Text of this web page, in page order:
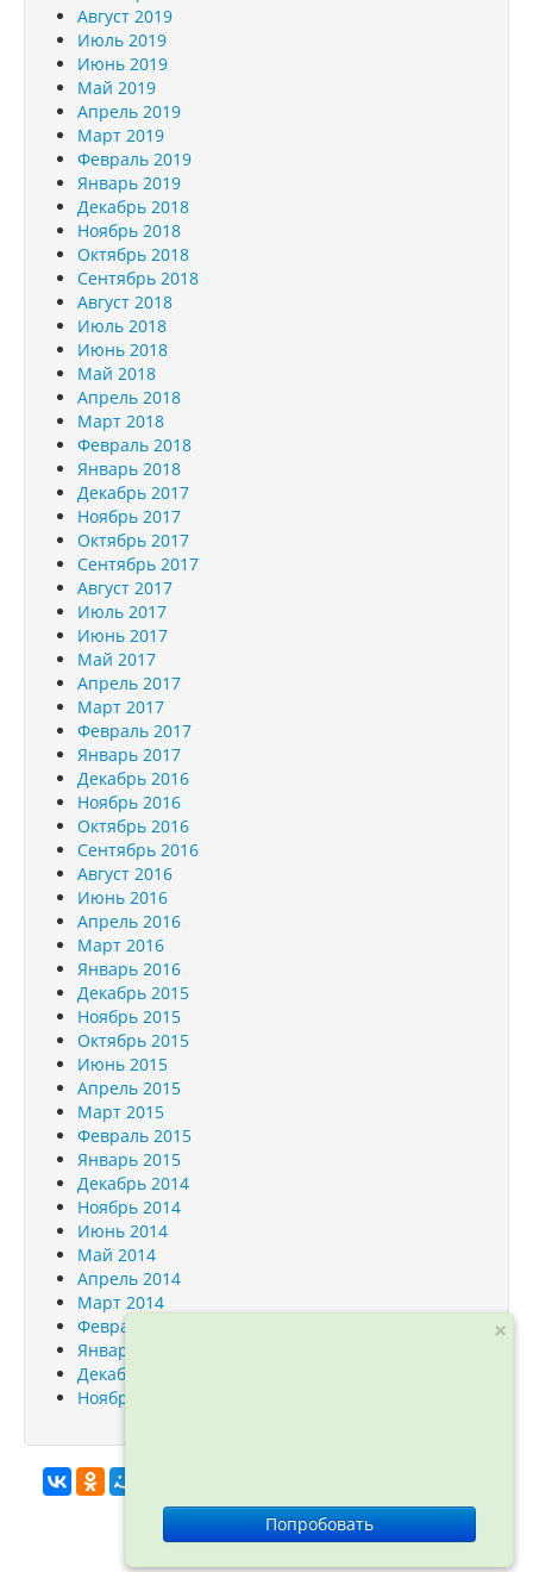
Август 2019
Июль 2019
Июнь 2019
Май 2019
Апрель 2019
Март 2019
Февраль 2019
Январь 2019
Декабрь 2018
Ноябрь 2018
Октябрь 2018
Сентябрь 2018
Август 2018
Июль 2018
Июнь 2018
Май 2018
Апрель 2018
Март 2018
Февраль 2018
Январь 2018
Декабрь 2017
Ноябрь 2017
Октябрь 2017
Сентябрь 2017
Август 2017
Июль 2017
Июнь 2017
Май 2017
Апрель 2017
Март 2017
Февраль 2017
Январь 2017
Декабрь 2016
Ноябрь 2016
Октябрь 2016
Сентябрь 2016
Август 2016
Июнь 2016
Апрель 2016
Март 2016
Январь 2016
Декабрь 2015
Ноябрь 2015
Октябрь 2015
Июнь 2015
Апрель 2015
Март 2015
Февраль 2015
Январь 2015
Декабрь 2014
Ноябрь 2014
Июнь 2014
Май 2014
Апрель 2014
Март 2014
Февраль 2014
Январь 2014
Декабрь 2013
Ноябрь 2013
© ООО
«Орфограмматика», 2012—2026
×
Попробовать